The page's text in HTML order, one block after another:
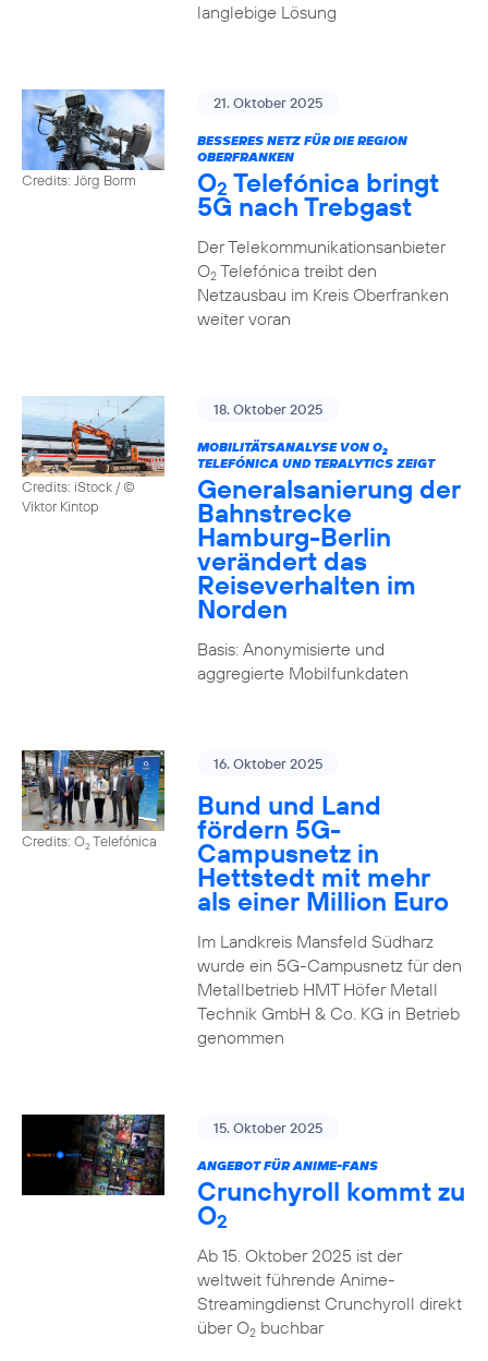
langlebige Lösung
Credits: Jörg Borm
21. Oktober 2025
BESSERES NETZ FÜR DIE REGION
OBERFRANKEN
O2 Telefónica bringt
5G nach Trebgast
Der Telekommunikationsanbieter
O2Telefónica treibt den
Netzausbau im Kreis Oberfranken
weiter voran
Credits: iStock / ©
Viktor Kintop
18. Oktober 2025
MOBILITÄTSANALYSE VON O2
TELEFÓNICA UND TERALYTICS ZEIGT
Generalsanierung der
Bahnstrecke
Hamburg-Berlin
verändert das
Reiseverhalten im
Norden
Basis: Anonymisierte und
aggregierte Mobilfunkdaten
Credits: O2Telefónica
16. Oktober 2025
Bund und Land
fördern 5G-
Campusnetz in
Hettstedt mit mehr
als einer Million Euro
Im Landkreis Mansfeld Südharz
wurde ein 5G-Campusnetz für den
Metallbetrieb HMT Höfer Metall
Technik GmbH & Co. KG in Betrieb
genommen
15. Oktober 2025
ANGEBOT FÜR ANIME-FANS
Crunchyroll kommt zu
O2
Ab 15. Oktober 2025 ist der
weltweit führende Anime-
Streamingdienst Crunchyroll direkt
über O2buchbar